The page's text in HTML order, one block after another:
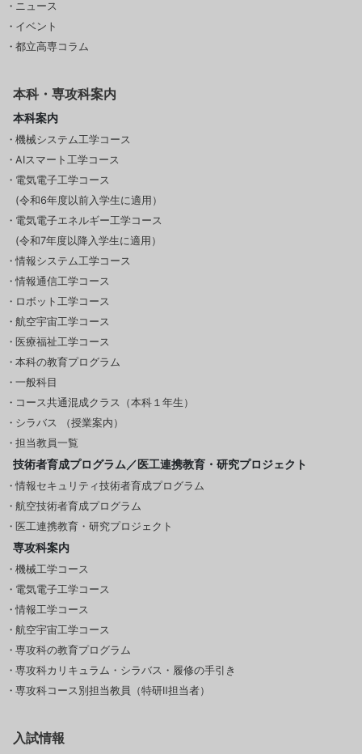
ニュース
イベント
都立高専コラム
本科・専攻科案内
本科案内
機械システム工学コース
AIスマート工学コース
電気電子工学コース
(令和6年度以前入学生に適用）
電気電子エネルギー工学コース
(令和7年度以降入学生に適用）
情報システム工学コース
情報通信工学コース
ロボット工学コース
航空宇宙工学コース
医療福祉工学コース
本科の教育プログラム
一般科目
コース共通混成クラス（本科１年生）
シラバス （授業案内）
担当教員一覧
技術者育成プログラム／医工連携教育・研究プロジェクト
情報セキュリティ技術者育成プログラム
航空技術者育成プログラム
医工連携教育・研究プロジェクト
専攻科案内
機械工学コース
電気電子工学コース
情報工学コース
航空宇宙工学コース
専攻科の教育プログラム
専攻科カリキュラム・シラバス・履修の手引き
専攻科コース別担当教員（特研Ⅱ担当者）
入試情報